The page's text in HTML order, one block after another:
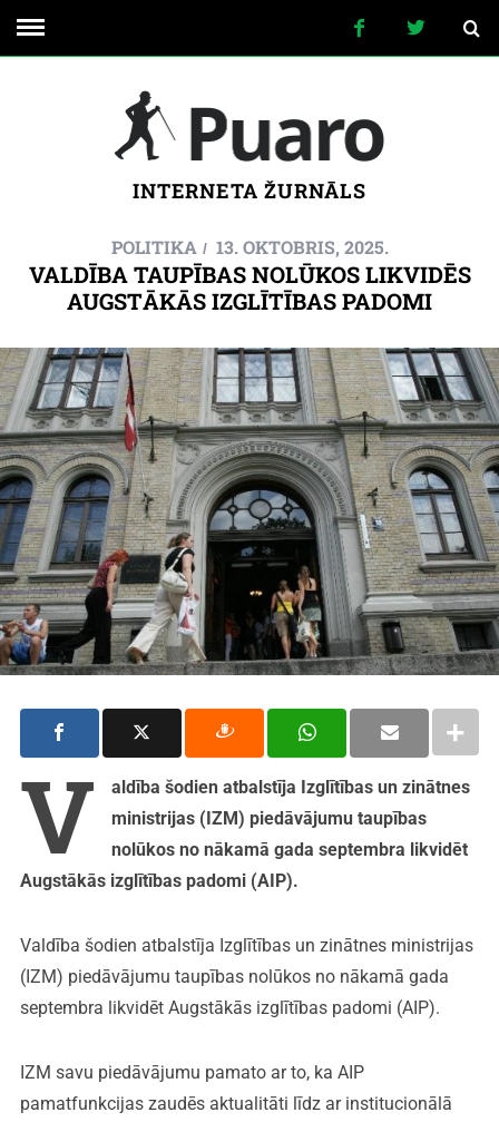
INTERNETA ŽURNĀLS
POLITIKA 13. OKTOBRIS, 2025.
VALDĪBA TAUPĪBAS NOLŪKOS LIKVIDĒS
AUGSTĀKĀS IZGLĪTĪBAS PADOMI
V
aldība šodien atbalstīja Izglītības un zinātnes
ministrijas (IZM) piedāvājumu taupības
nolūkos no nākamā gada septembra likvidēt
Augstākās izglītības padomi (AIP).
Valdība šodien atbalstīja Izglītības un zinātnes ministrijas
(IZM) piedāvājumu taupības nolūkos no nākamā gada
septembra likvidēt Augstākās izglītības padomi (AIP).
IZM savu piedāvājumu pamato ar to, ka AIP
pamatfunkcijas zaudēs aktualitāti līdz ar institucionālā